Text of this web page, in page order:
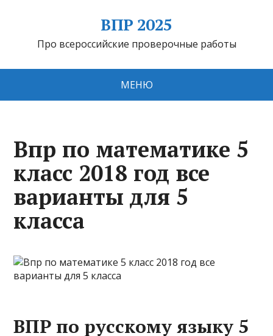
ВПР 2025
Про всероссийские проверочные работы
МЕНЮ
Впр по математике 5
класс 2018 год все
варианты для 5
класса
ВПР по русскому языку 5